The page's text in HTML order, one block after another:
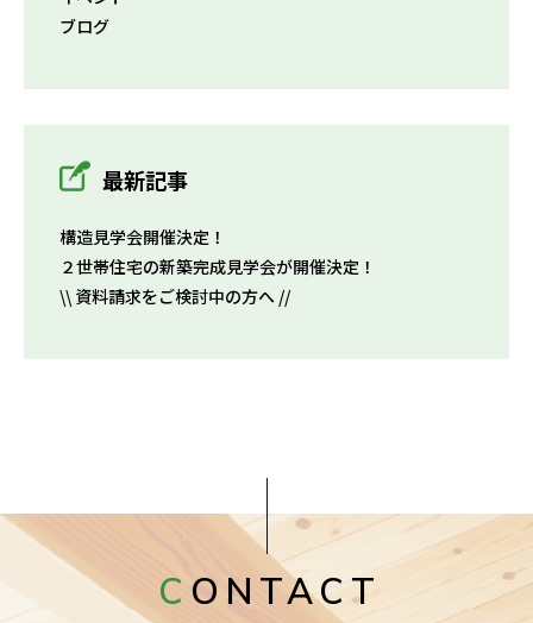
ブログ
最新記事
構造見学会開催決定！
２世帯住宅の新築完成見学会が開催決定！
\\ 資料請求をご検討中の方へ //
CONTACT